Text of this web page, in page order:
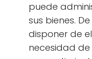
puede
sus bienes.
disponer de
necesidad